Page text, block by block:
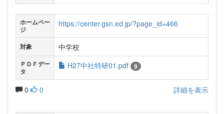
ホームペー
ジ
https://center.gsn.ed.jp/?page_id=466
対象 中学校
ＰＤＦデー
タ
H27中社特研01.pdf 9
0 0 詳細を表示